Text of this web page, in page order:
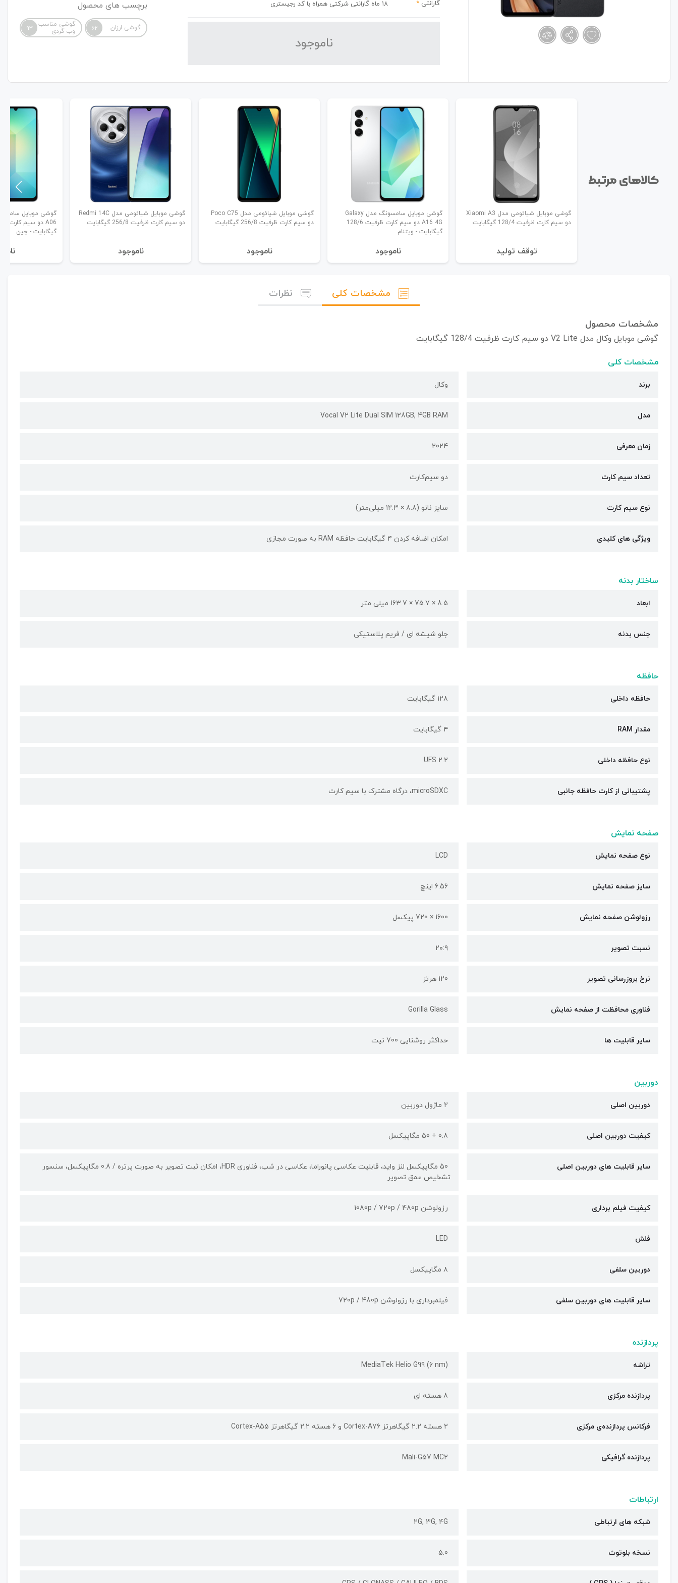
گارانتی * 18 ماه گارانتی شرکتی همراه با کد رجیستری
نا‌موجود
برچسب های محصول
گوشی ارزان 62
گوشی مناسب
وب گردی
93
کالاهای مرتبط
گوشی موبایل شیائومی مدل Xiaomi A3
دو سیم کارت ظرفیت 128/4 گیگابایت
توقف تولید
گوشی موبایل سامسونگ مدل Galaxy
A16 4G دو سیم کارت ظرفیت 128/6
گیگابایت - ویتنام
نا‌موجود
گوشی موبایل شیائومی مدل Poco C75
دو سیم کارت ظرفیت 256/8 گیگابایت
نا‌موجود
گوشی موبایل شیائومی مدل Redmi 14C
دو سیم کارت ظرفیت 256/8 گیگابایت
نا‌موجود
گیگابایت - چین
مشخصات کلی نظرات
مشخصات محصول
گوشی موبایل وکال مدل V2 Lite دو سیم کارت ظرفیت 128/4 گیگابایت
مشخصات کلی
برند وکال
مدل Vocal V2 Lite Dual SIM 128GB, 4GB RAM
زمان معرفی 2024
تعداد سیم کارت دو سیم‌کارت
نوع سیم کارت سایز نانو (۸.۸ × ۱۲.۳ میلی‌متر)
ویژگی های کلیدی امکان اضافه کردن ۴ گیگابایت حافظه RAM به صورت مجازی
ساختار بدنه
ابعاد 8.5 × 75.7 × 163.7 میلی متر
جنس بدنه جلو شیشه ای / فریم پلاستیکی
حافظه
حافظه داخلی ۱۲۸ گیگابایت
مقدار RAM ۴ گیگابایت
نوع حافظه داخلی UFS 2.2
پشتیبانی از کارت حافظه جانبی microSDXC، درگاه مشترک با سیم کارت
صفحه نمایش
نوع صفحه نمایش LCD
سایز صفحه نمایش 6.56 اینچ
رزولوشن صفحه نمایش 1600 × 720 پیکسل
نسبت تصویر ۲۰:۹
نرخ بروزرسانی تصویر 120 هرتز
فناوری محافظت از صفحه نمایش Gorilla Glass
سایر قابلیت ها حداکثر روشنایی 700 نیت
دوربین
دوربین اصلی 2 ماژول دوربین
کیفیت دوربین‌ اصلی 0.8 + 50 مگاپیکسل
سایر قابلیت های دوربین اصلی
50 مگاپیکسل لنز واید، قابلیت عکاسی پانوراما، عکاسی در شب، فناوری HDR، امکان ثبت تصویر به صورت پرتره / 0.8 مگاپیکسل، سنسور
تشخیص عمق تصویر
کیفیت فیلم برداری رزولوشن 1080p / 720p / 480p
فلش LED
دوربین سلفی ۸ مگاپیکسل
سایر قابلیت های دوربین سلفی فیلمبرداری با رزولوشن 720p / 480p
پردازنده
تراشه (MediaTek Helio G99 (6 nm
پردازنده مرکزی 8 هسته ای
فرکانس پردازنده‌ی مرکزی 2 هسته 2.2 گیگاهرتز Cortex-A76 و 6 هسته 2.2 گیگاهرتز Cortex-A55
پردازنده گرافیکی Mali-G57 MC2
ارتباطات
شبکه های ارتباطی 2G, 3G, 4G
نسخه بلوتوث 5.0